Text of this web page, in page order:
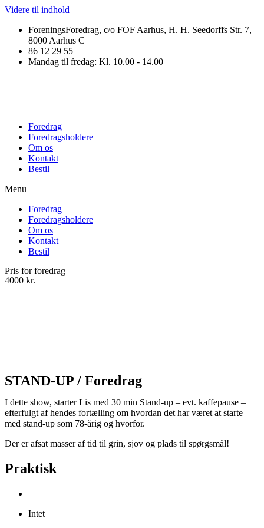
Videre til indhold
ForeningsForedrag, c/o FOF Aarhus, H. H. Seedorffs Str. 7,
8000 Aarhus C
86 12 29 55
Mandag til fredag: Kl. 10.00 - 14.00
Foredrag
Foredragsholdere
Om os
Kontakt
Bestil
Menu
Foredrag
Foredragsholdere
Om os
Kontakt
Bestil
Pris for foredrag
4000 kr.
STAND-UP / Foredrag
I dette show, starter Lis med 30 min Stand-up – evt. kaffepause –
efterfulgt af hendes fortælling om hvordan det har været at starte
med stand-up som 78-årig og hvorfor.
Der er afsat masser af tid til grin, sjov og plads til spørgsmål!
Praktisk
Intet